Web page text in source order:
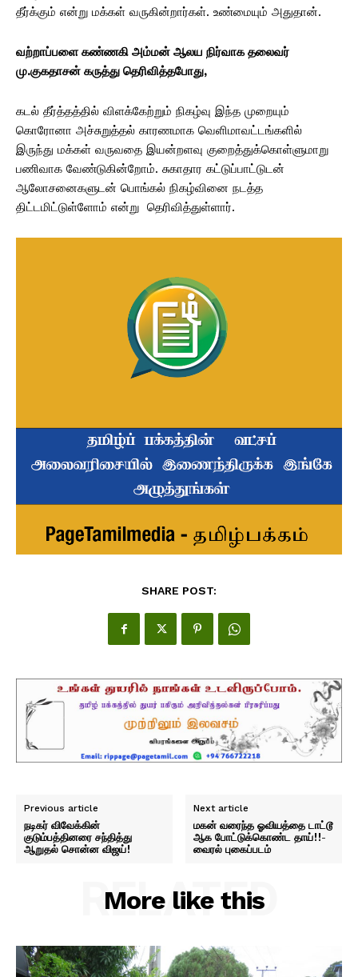
தீர்க்கும் என்று மக்கள் வருகின்றார்கள். உண்மையும் அதுதான்.
வற்றாப்பளை கண்ணகி அம்மன் ஆலய நிர்வாக தலைவர்
மு.குகதாசன் கருத்து தெரிவித்தபோது,
கடல் தீர்த்தத்தில் விளக்கேற்றும் நிகழ்வு இந்த முறையும்
கொரோனா அச்சுறுத்தல் காரணமாக வெளிமாவட்டங்களில்
இருந்து மக்கள் வருவதை இயன்றளவு குறைத்துக்கொள்ளுமாறு
பணிவாக வேண்டுகின்றோம். சுகாதார கட்டுப்பாட்டுடன்
ஆலோசனைகளுடன் பொங்கல் நிகழ்வினை நடத்த
திட்டமிட்டுள்ளோம் என்று தெரிவித்துள்ளார்.
SHARE POST:
Previous article
நடிகர் விவேக்கின்
குடும்பத்தினரை சந்தித்து
ஆறுதல் சொன்ன விஜய்!
Next article
மகன் வரைந்த ஓவியத்தை டாட்டூ
ஆக போட்டுக்கொண்ட தாய்!!-
வைரல் புகைப்படம்
More like this
RELATED